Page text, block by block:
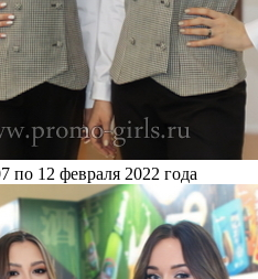
по 12 февраля 2022 года